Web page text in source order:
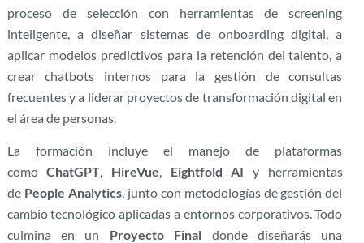
proceso de selección con herramientas de screening
inteligente, a diseñar sistemas de onboarding digital, a
aplicar modelos predictivos para la retención del talento, a
crear chatbots internos para la gestión de consultas
frecuentes y a liderar proyectos de transformación digital en
el área de personas.
La formación incluye el manejo de plataformas
comoChatGPT, HireVue, Eightfold AI y herramientas
de People Analytics, junto con metodologías de gestión del
cambio tecnológico aplicadas a entornos corporativos. Todo
culmina en un Proyecto Final donde diseñarás una